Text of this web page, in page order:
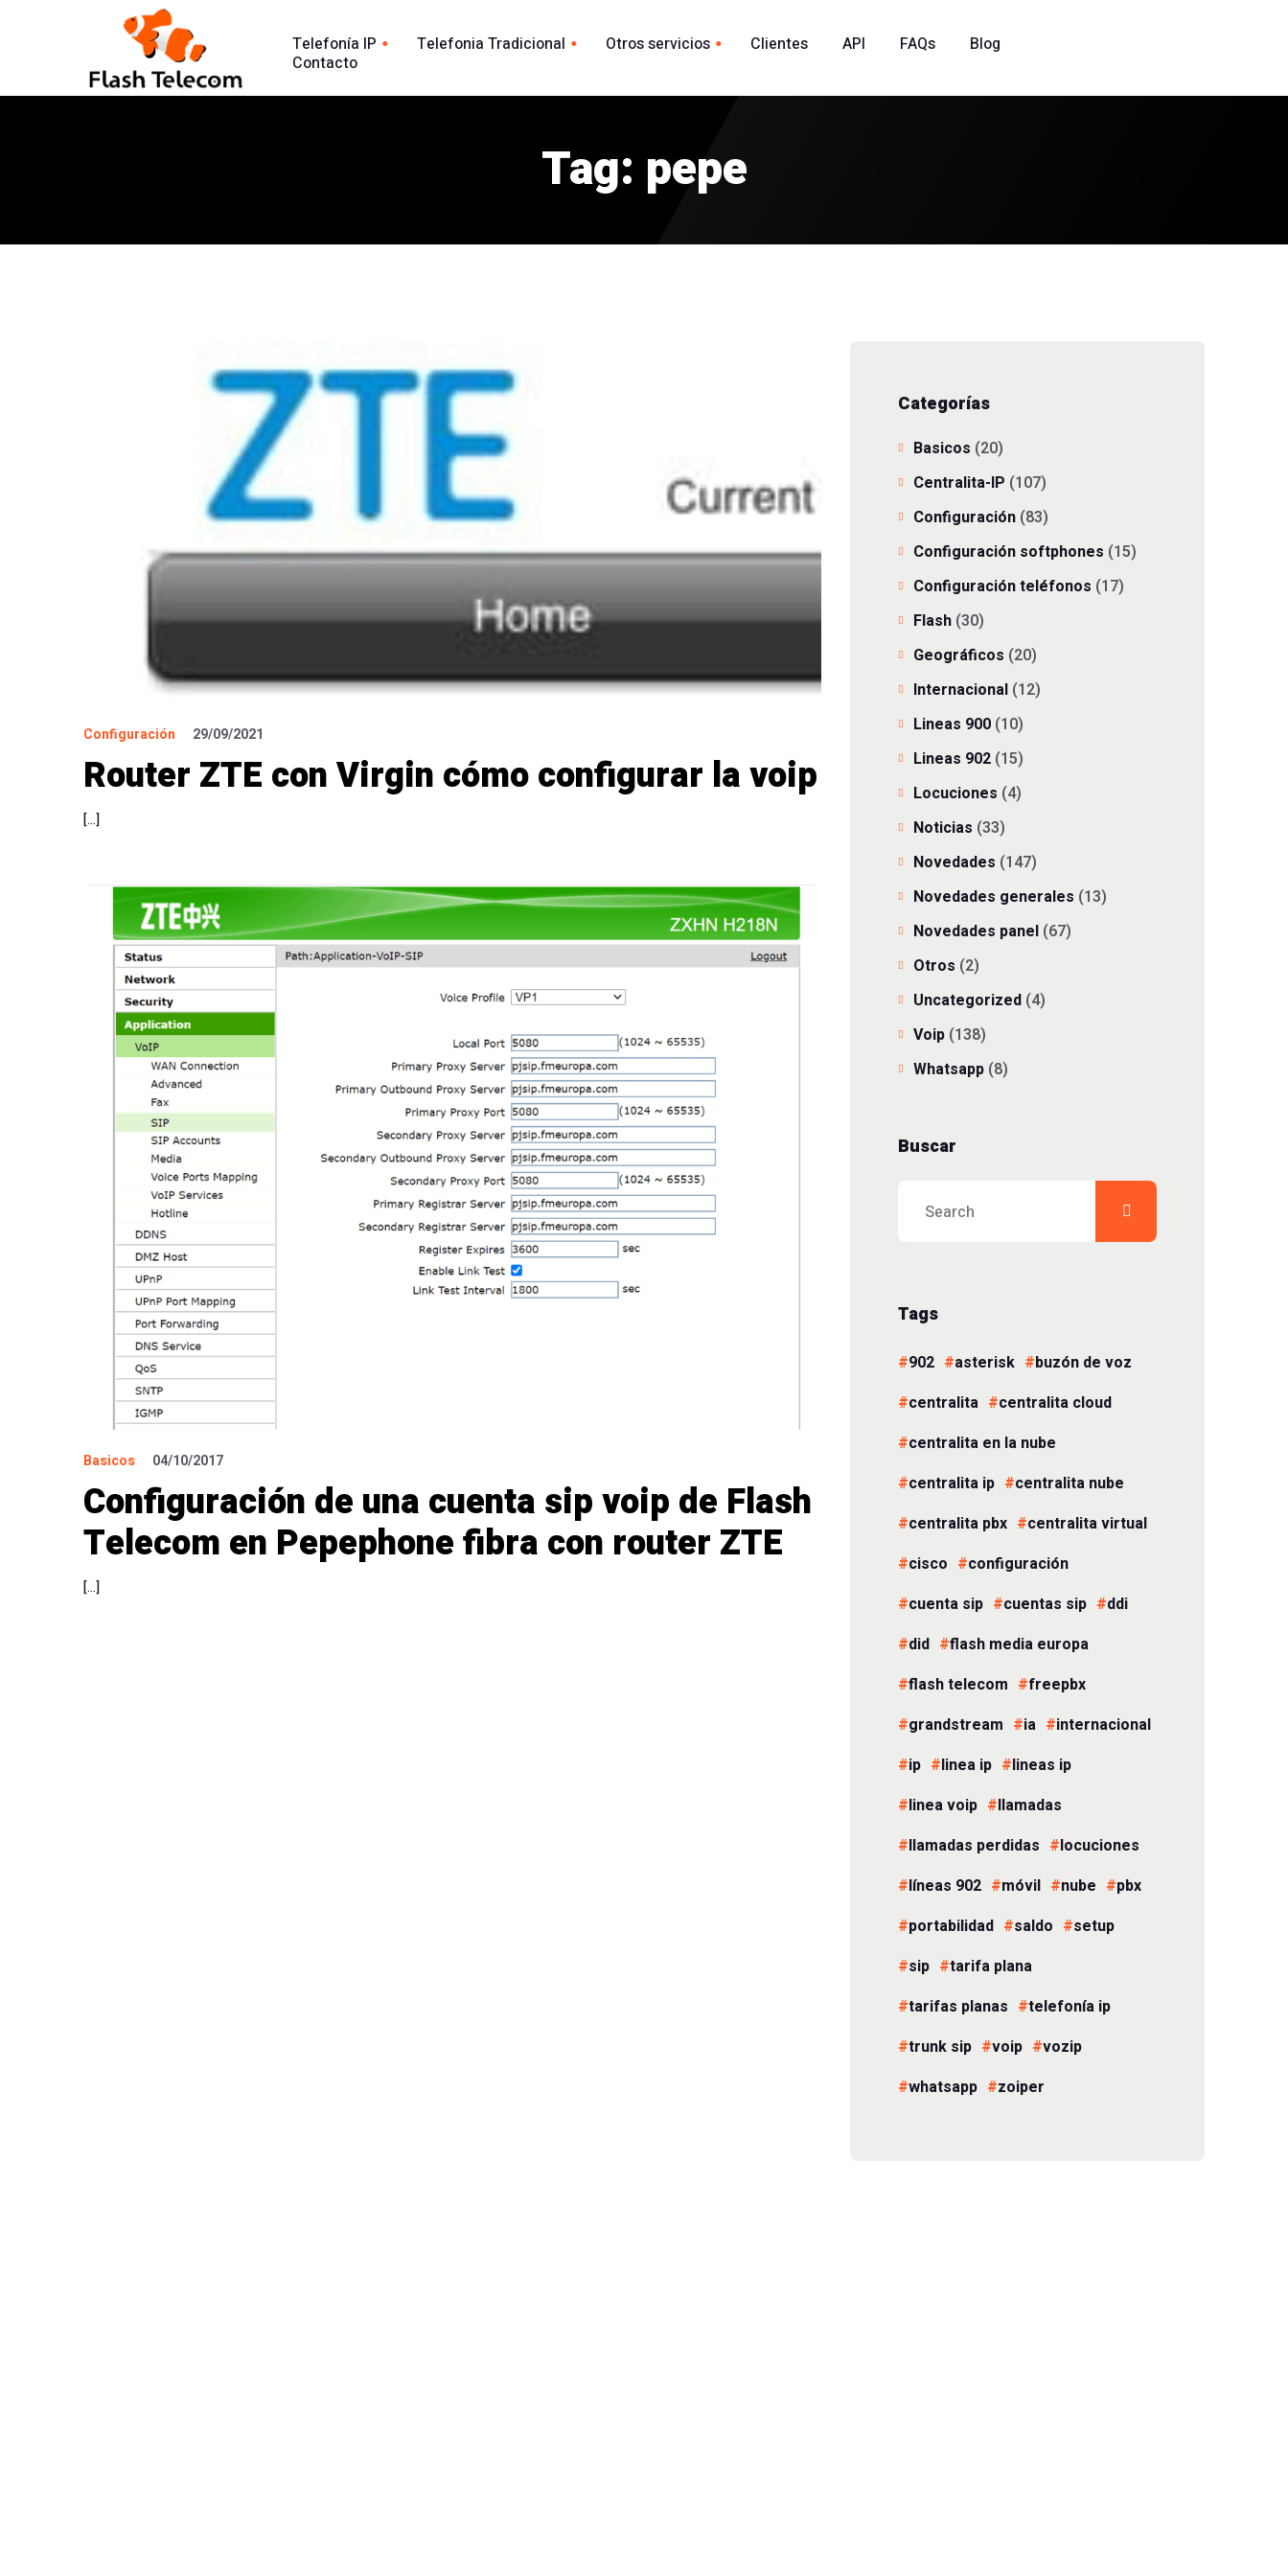
Telefonía IP Telefonia Tradicional
Línea 900
Otros servicios
Envio Whatsapp por API
Agente Conversacional AI
Clientes API FAQs
Blog
Contacto
Tag: pepe
Configuración 29/09/2021
Router ZTE con Virgin cómo configurar la voip
[…]
Basicos 04/10/2017
Configuración de una cuenta sip voip de Flash
Telecom en Pepephone fibra con router ZTE
[…]
Categorías
Basicos (20)
Centralita-IP (107)
Configuración (83)
Configuración softphones (15)
Configuración teléfonos (17)
Flash (30)
Geográficos (20)
Internacional (12)
Lineas 900 (10)
Lineas 902 (15)
Locuciones (4)
Noticias (33)
Novedades (147)
Novedades generales (13)
Novedades panel (67)
Otros (2)
Uncategorized (4)
Voip (138)
Whatsapp (8)
Buscar
Tags
902 asterisk
buzón de voz
centralita
centralita cloud
centralita en la nube
centralita ip
centralita nube
centralita pbx
centralita virtual
cisco
configuración
cuenta sip
cuentas sip
ddi
did
flash media europa
flash telecom
freepbx
grandstream
ia
internacional
ip
linea ip
lineas ip
linea voip
llamadas
llamadas perdidas
locuciones
líneas 902
móvil nube
pbx
portabilidad
saldo
setup
sip
tarifa plana
tarifas planas
telefonía ip
trunk sip
voip
vozip
whatsapp
zoiper